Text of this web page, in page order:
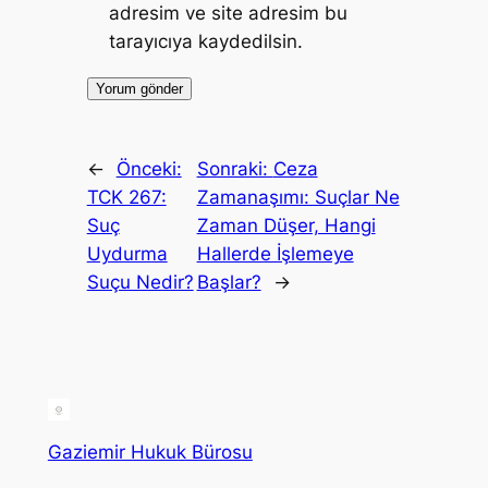
adresim ve site adresim bu
tarayıcıya kaydedilsin.
←
Önceki:
TCK 267:
Suç
Uydurma
Suçu Nedir?
Sonraki: Ceza
Zamanaşımı: Suçlar Ne
Zaman Düşer, Hangi
Hallerde İşlemeye
Başlar?
→
Gaziemir Hukuk Bürosu